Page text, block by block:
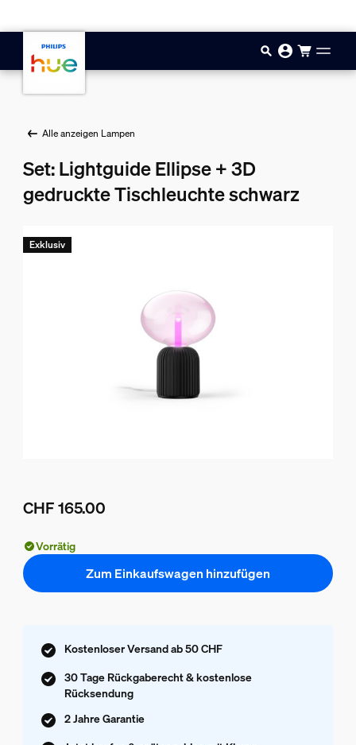
Alle anzeigen Lampen
Set: Lightguide Ellipse + 3D
gedruckte Tischleuchte schwarz
CHF 165.00
Exklusiv
Vorrätig
Zum Einkaufswagen hinzufügen
Kostenloser Versand ab 50 CHF
30 Tage Rückgaberecht & kostenlose
Rücksendung
2 Jahre Garantie